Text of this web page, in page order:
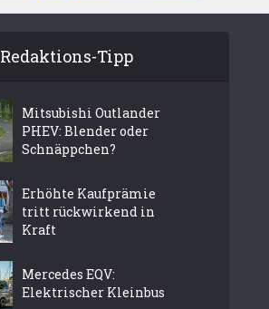
Redaktions-Tipp
Mitsubishi Outlander
PHEV: Blender oder
Schnäppchen?
Erhöhte Kaufprämie
tritt rückwirkend in
Kraft
Mercedes EQV:
Elektrischer Kleinbus